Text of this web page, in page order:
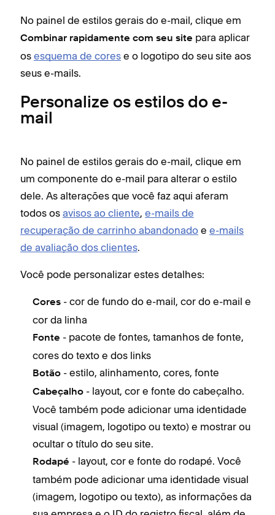
No painel de estilos gerais do e-mail, clique em
Combinar rapidamente com seu site para aplicar
os esquema de cores e o logotipo do seu site aos
seus e-mails.
Personalize os estilos do e-
mail
No painel de estilos gerais do e-mail, clique em
um componente do e-mail para alterar o estilo
dele. As alterações que você faz aqui aferam
todos os avisos ao cliente, e-mails de
recuperação de carrinho abandonado e e-mails
de avaliação dos clientes.
Você pode personalizar estes detalhes:
Cores - cor de fundo do e-mail, cor do e-mail e
cor da linha
Fonte - pacote de fontes, tamanhos de fonte,
cores do texto e dos links
Botão - estilo, alinhamento, cores, fonte
Cabeçalho - layout, cor e fonte do cabeçalho.
Você também pode adicionar uma identidade
visual (imagem, logotipo ou texto) e mostrar ou
ocultar o título do seu site.
Rodapé - layout, cor e fonte do rodapé. Você
também pode adicionar uma identidade visual
(imagem, logotipo ou texto), as informações da